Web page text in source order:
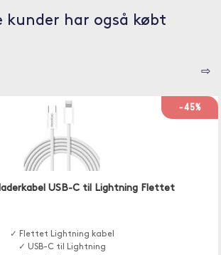
kunder har også købt
⇨
-45%
USB-C til Lightning Flettet
✓ Flettet Lightning kabel
✓ USB-C til Lightning